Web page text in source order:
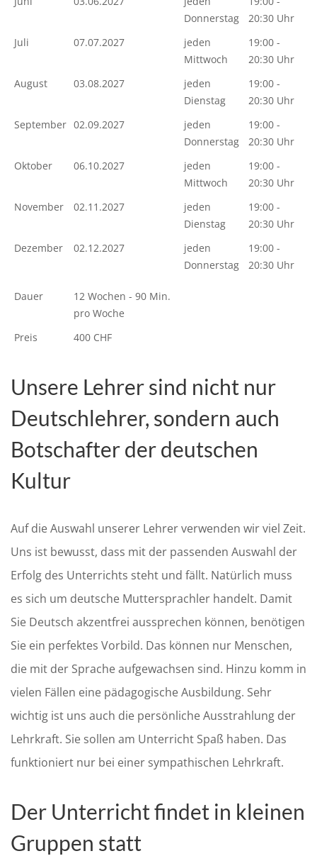
Donnerstag
20:30 Uhr
Juli
07.07.2027
jeden
Mittwoch
19:00 -
20:30 Uhr
August
03.08.2027
jeden
Dienstag
19:00 -
20:30 Uhr
September 02.09.2027
jeden
Donnerstag
19:00 -
20:30 Uhr
Oktober
06.10.2027
jeden
Mittwoch
19:00 -
20:30 Uhr
November
02.11.2027
jeden
Dienstag
19:00 -
20:30 Uhr
Dezember
02.12.2027
jeden
Donnerstag
19:00 -
20:30 Uhr
Dauer
12 Wochen - 90 Min.
pro Woche
Preis
400 CHF
Unsere Lehrer sind nicht nur
Deutschlehrer, sondern auch
Botschafter der deutschen
Kultur
Auf die Auswahl unserer Lehrer verwenden wir viel Zeit.
Uns ist bewusst, dass mit der passenden Auswahl der
Erfolg des Unterrichts steht und fällt. Natürlich muss
es sich um deutsche Muttersprachler handelt. Damit
Sie Deutsch akzentfrei aussprechen können, benötigen
Sie ein perfektes Vorbild. Das können nur Menschen,
die mit der Sprache aufgewachsen sind. Hinzu komm in
vielen Fällen eine pädagogische Ausbildung. Sehr
wichtig ist uns auch die persönliche Ausstrahlung der
Lehrkraft. Sie sollen am Unterricht Spaß haben. Das
funktioniert nur bei einer sympathischen Lehrkraft.
Der Unterricht findet in kleinen
Gruppen statt